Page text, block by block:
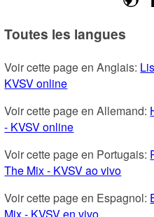
Toutes les langues
Voir cette page en Anglais:
KVSV online
Voir cette page en Allemand:
- KVSV online
Voir cette page en Portugais:
The Mix - KVSV ao vivo
Voir cette page en Espagnol:
Mix - KVSV en vivo